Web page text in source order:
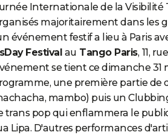
Internationale de la Visibilité
majoritairement dans les
événement festif a lieu à Paris
Festival au Tango Paris, 11,
se tient ce dimanche 31
une première partie de
mambo) puis un
trans pop qui enflammera le
Lipa. D'autres performances